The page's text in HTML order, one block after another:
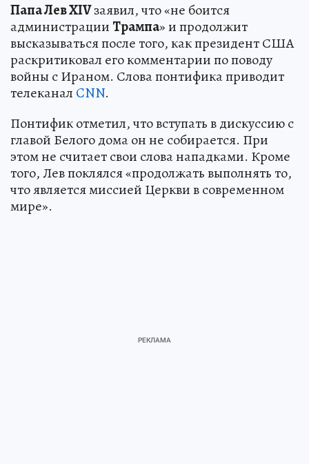
Папа Лев XIVзаявил, что «не боится
администрации Трампа» и продолжит
высказываться после того, как президент США
раскритиковал его комментарии по поводу
войны с Ираном. Слова понтифика приводит
телеканал CNN.
Понтифик отметил, что вступать в дискуссию с
главой Белого дома он не собирается. При
этом не считает свои слова нападками. Кроме
того, Лев поклялся «продолжать выполнять то,
что является миссией Церкви в современном
мире».